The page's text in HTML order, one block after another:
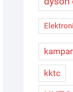
kktc